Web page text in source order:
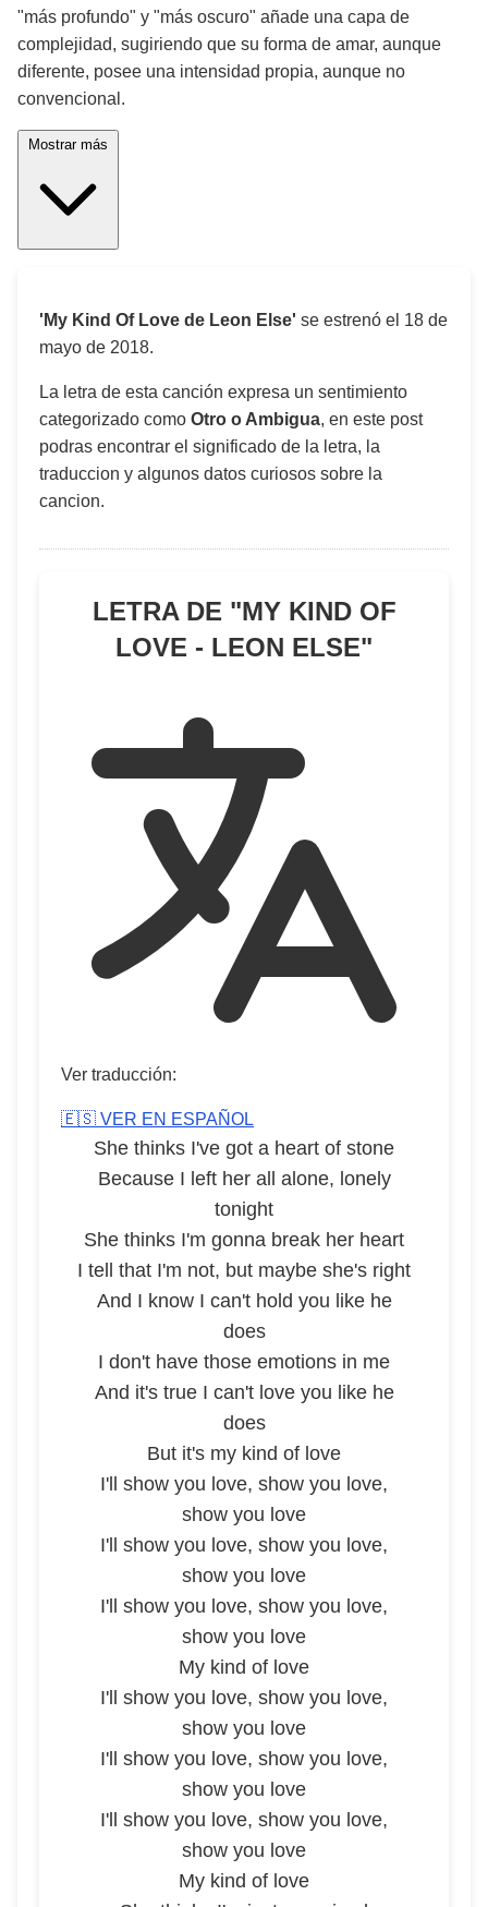
"más profundo" y "más oscuro" añade una capa de
complejidad, sugiriendo que su forma de amar, aunque
diferente, posee una intensidad propia, aunque no
convencional.
'My Kind Of Love de Leon Else' se estrenó el 18 de
mayo de 2018.
La letra de esta canción expresa un sentimiento
categorizado como Otro o Ambigua, en este post
podras encontrar el significado de la letra, la
traduccion y algunos datos curiosos sobre la
cancion.
LETRA DE "MY KIND OF
LOVE - LEON ELSE"
Ver traducción:
🇪🇸 VER EN ESPAÑOL
She thinks I've got a heart of stone
Because I left her all alone, lonely
tonight
She thinks I'm gonna break her heart
I tell that I'm not, but maybe she's right
And I know I can't hold you like he
does
I don't have those emotions in me
And it's true I can't love you like he
does
But it's my kind of love
I'll show you love, show you love,
show you love
I'll show you love, show you love,
show you love
I'll show you love, show you love,
show you love
My kind of love
I'll show you love, show you love,
show you love
I'll show you love, show you love,
show you love
I'll show you love, show you love,
show you love
My kind of love